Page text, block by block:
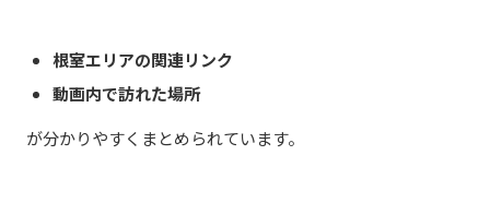
根室エリアの関連リンク
動画内で訪れた場所
が分かりやすくまとめられています。